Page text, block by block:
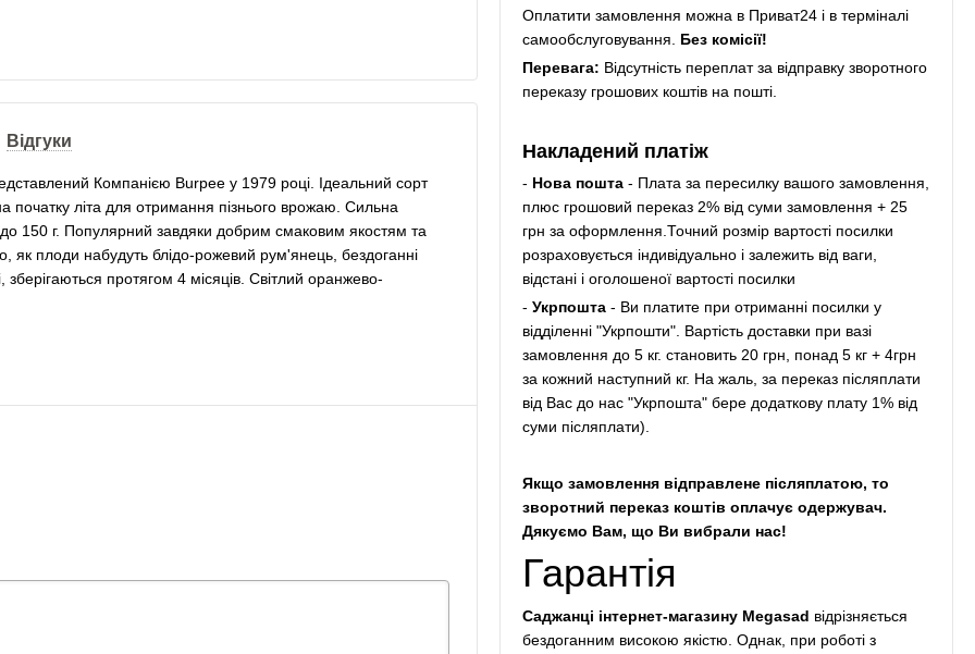
Відгуки
Компанією Burpee у 1979 році. Ідеальний сорт
початку літа для отримання пізнього врожаю. Сильна
до 150 г. Популярний завдяки добрим смаковим якостям та
як плоди набудуть блідо-рожевий рум'янець, бездоганні
зберігаються протягом 4 місяців. Світлий оранжево-
Оплатити замовлення можна в Приват24 і в терміналі
самообслуговування. Без комісії!
Перевага: Відсутність переплат за відправку зворотного
переказу грошових коштів на пошті.
Накладений платіж
- Нова пошта- Плата за пересилку вашого замовлення,
плюс грошовий переказ 2% від суми замовлення + 25
грн за оформлення.Точний розмір вартості посилки
розраховується індивідуально і залежить від ваги,
відстані і оголошеної вартості посилки
- Укрпошта- Ви платите при отриманні посилки у
відділенні "Укрпошти". Вартість доставки при вазі
замовлення до 5 кг. становить 20 грн, понад 5 кг + 4грн
за кожний наступний кг. На жаль, за переказ післяплати
від Вас до нас "Укрпошта" бере додаткову плату 1% від
суми післяплати).
Якщо замовлення відправлене післяплатою, то
зворотний переказ коштів оплачує одержувач.
Дякуємо Вам, що Ви вибрали нас!
Гарантія
Саджанці інтернет-магазину Megasad відрізняється
бездоганним високою якістю. Однак, при роботі з